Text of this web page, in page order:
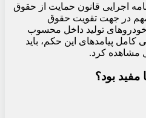
ابطال ماده ۲۹ آیین‌نامه اجرایی قانون حمایت از حقوق
در جهت تقویت حقوق
تولید داخل محسوب
کامل پیامدهای این حکم، باید
مشاهده کرد.
بود؟